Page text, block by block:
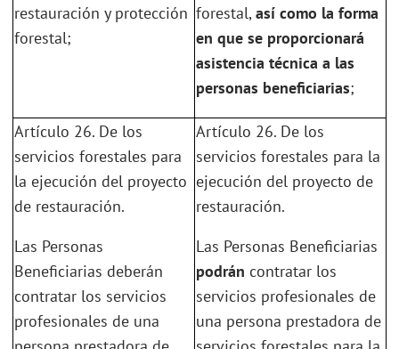
restauración y protección
forestal;
forestal,así como la forma
en que se proporcionará
asistencia técnica a las
personas beneficiarias;
Artículo 26. De los
servicios forestales para
la ejecución del proyecto
de restauración.
Las Personas
Beneficiarias deberán
contratar los servicios
profesionales de una
Artículo 26. De los
servicios forestales para la
ejecución del proyecto de
restauración.
Las Personas Beneficiarias
podrán contratar los
servicios profesionales de
una persona prestadora de